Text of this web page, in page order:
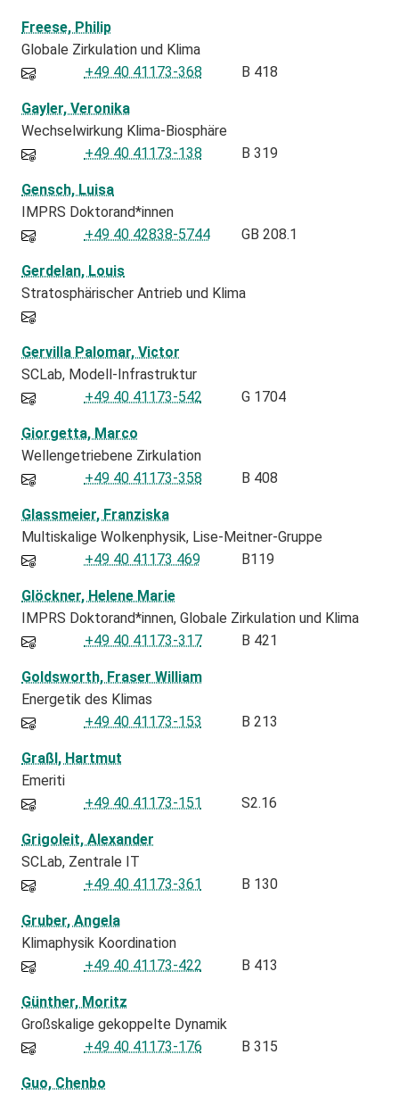
Freese, Philip
Globale Zirkulation und Klima
+49 40 41173-368
B 418
Gayler, Veronika
Wechselwirkung Klima-Biosphäre
+49 40 41173-138
B 319
Gensch, Luisa
IMPRS Doktorand*innen
+49 40 42838-5744
GB 208.1
Gerdelan, Louis
Stratosphärischer Antrieb und Klima
Gervilla Palomar, Victor
SCLab Modell-Infrastruktur
+49 40 41173-542
G 1704
Giorgetta, Marco
Wellengetriebene Zirkulation
+49 40 41173-358
B 408
Glassmeier, Franziska
Multiskalige Wolkenphysik, Lise-Meitner-Gruppe
+49 40 41173 469
B119
Glöckner, Helene Marie
IMPRS Doktorand*innen Globale Zirkulation und Klima
+49 40 41173-317
B 421
Goldsworth, Fraser William
Energetik des Klimas
+49 40 41173-153
B 213
Graßl, Hartmut
Emeriti
+49 40 41173-151
S2.16
Grigoleit, Alexander
SCLab Zentrale IT
+49 40 41173-361
B 130
Gruber, Angela
Klimaphysik Koordination
+49 40 41173-422
B 413
Günther, Moritz
Großskalige gekoppelte Dynamik
+49 40 41173-176
B 315
Guo, Chenbo